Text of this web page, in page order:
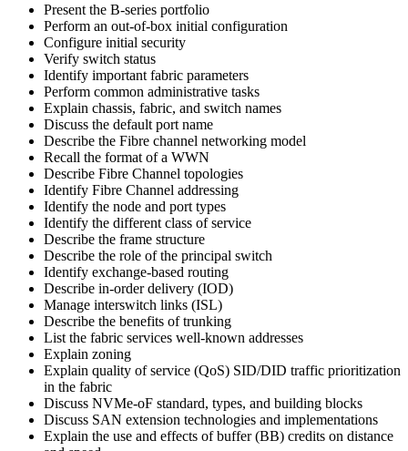
Present the B-series portfolio
Perform an out-of-box initial configuration
Configure initial security
Verify switch status
Identify important fabric parameters
Perform common administrative tasks
Explain chassis, fabric, and switch names
Discuss the default port name
Describe the Fibre channel networking model
Recall the format of a WWN
Describe Fibre Channel topologies
Identify Fibre Channel addressing
Identify the node and port types
Identify the different class of service
Describe the frame structure
Describe the role of the principal switch
Identify exchange-based routing
Describe in-order delivery (IOD)
Manage interswitch links (ISL)
Describe the benefits of trunking
List the fabric services well-known addresses
Explain zoning
Explain quality of service (QoS) SID/DID traffic prioritization
in the fabric
Discuss NVMe-oF standard, types, and building blocks
Discuss SAN extension technologies and implementations
Explain the use and effects of buffer (BB) credits on distance